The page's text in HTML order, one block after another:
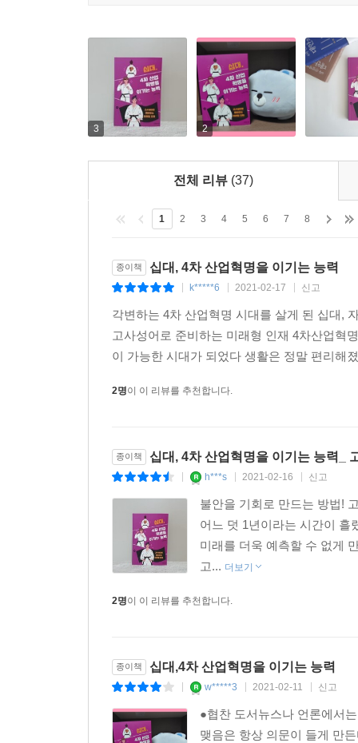
3 2
전체 리뷰 (37)
1 2 3 4 5 6 7 8
종이책 십대, 4차 산업혁명을 이기는 능력
k*****6 2021-02-17 신고
각변하는 4차 산업혁명 시대를 살게 된 십대,
고사성어로 준비하는 미래형 인재 4차산업혁
이 가능한 시대가 되었다 생활은 정말 편리해
2명이 이 리뷰를 추천합니다.
종이책 십대, 4차 산업혁명을 이기는 능력_
h***s 2021-02-16 신고
불안을 기회로 만드는 방법!
어느 덧 1년이라는 시간이 흘
미래를 더욱 예측할 수 없게
고... 더보기
2명이 이 리뷰를 추천합니다.
종이책 십대,4차 산업혁명을 이기는 능력
w*****3 2021-02-11 신고
●협찬 도서뉴스나 언론에서
맺음은 항상 의문이 들게 만